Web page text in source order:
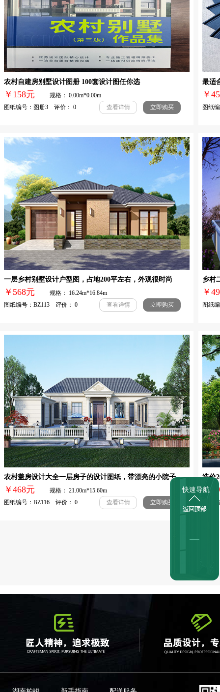
农村自建房别墅设计图册 100套设计图任你选
￥158元
规格： 0.00m*0.00m
图纸编号：图册3 评价： 0
查看详情 立即购买
最适
￥
图纸编
一层乡村别墅设计户型图，占地200平左右，外观很时尚
￥568元
规格： 16.24m*16.84m
图纸编号：BZ113 评价： 0
查看详情 立即购买
乡村
￥
图纸编
农村盖房设计大全一层房子的设计图纸，带漂亮的小院子
￥468元
规格： 21.00m*15.60m
图纸编号：BZ116 评价： 0
查看详情 立即购买
造价
￥
图纸
快速导航